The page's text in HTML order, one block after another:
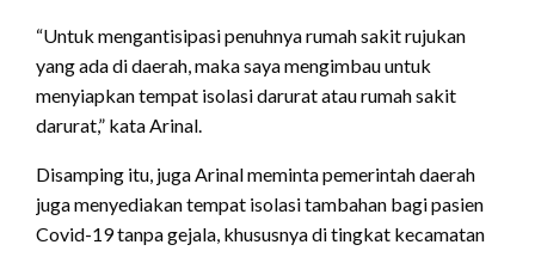
“Untuk mengantisipasi penuhnya rumah sakit rujukan
yang ada di daerah, maka saya mengimbau untuk
menyiapkan tempat isolasi darurat atau rumah sakit
darurat,” kata Arinal.
Disamping itu, juga Arinal meminta pemerintah daerah
juga menyediakan tempat isolasi tambahan bagi pasien
Covid-19 tanpa gejala, khususnya di tingkat kecamatan